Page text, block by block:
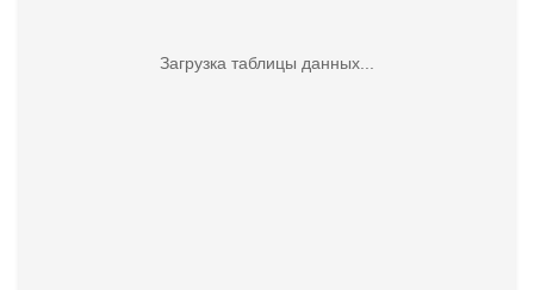
Загрузка таблицы данных...